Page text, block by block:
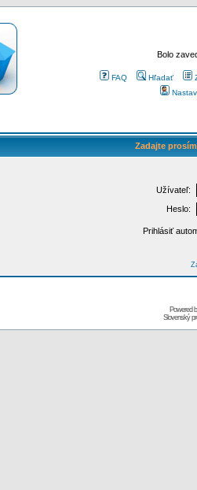
Bolo
FAQ Hľadať
Zadajte
Užívateľ:
Heslo:
Prihlásiť
Powered
Slovenský